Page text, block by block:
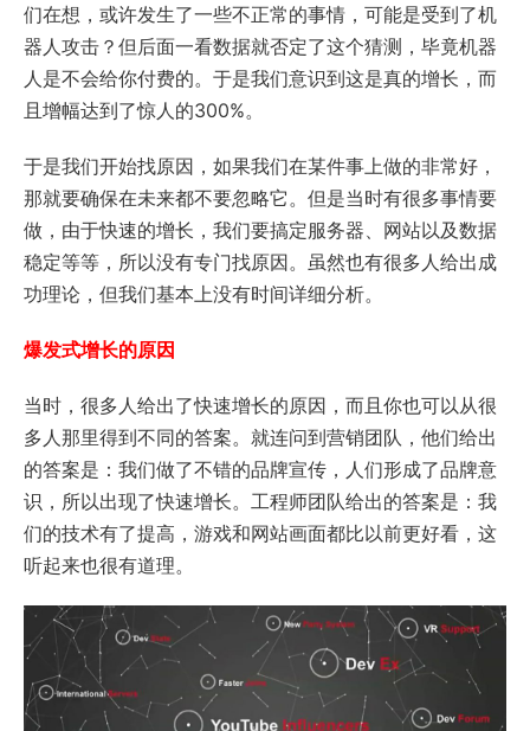
们在想，或许发生了一些不正常的事情，可能是受到了机
器人攻击？但后面一看数据就否定了这个猜测，毕竟机器
人是不会给你付费的。于是我们意识到这是真的增长，而
且增幅达到了惊人的300%。
于是我们开始找原因，如果我们在某件事上做的非常好，
那就要确保在未来都不要忽略它。但是当时有很多事情要
做，由于快速的增长，我们要搞定服务器、网站以及数据
稳定等等，所以没有专门找原因。虽然也有很多人给出成
功理论，但我们基本上没有时间详细分析。
爆发式增长的原因
当时，很多人给出了快速增长的原因，而且你也可以从很
多人那里得到不同的答案。就连问到营销团队，他们给出
的答案是：我们做了不错的品牌宣传，人们形成了品牌意
识，所以出现了快速增长。工程师团队给出的答案是：我
们的技术有了提高，游戏和网站画面都比以前更好看，这
听起来也很有道理。